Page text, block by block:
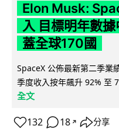
Elon Musk:
入 目標明年數
蓋全球170國
SpaceX 公佈最新第二季業
季度收入按年飆升 92% 至
全文
132 18 ↗ 分享